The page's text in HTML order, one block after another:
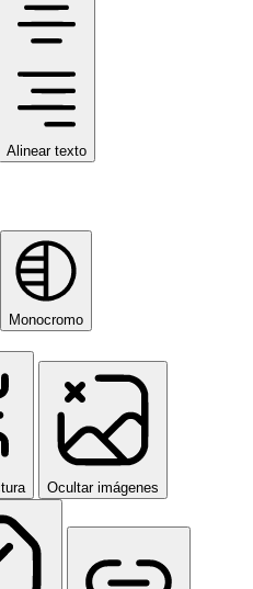
Alinear texto
Monocromo
Ocultar imágenes